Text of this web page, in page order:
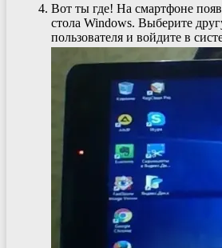
Вот ты где! На смартфоне
стола Windows. Выберите
пользователя и войдите в